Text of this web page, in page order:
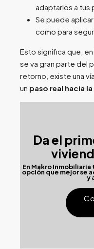
adaptarlos a tus
Se puede
como para
Esto significa que,
se va gran parte del
retorno, existe una
un paso real hacia
Da el
En Makro Inmobiliaria
opción que mejor se
y